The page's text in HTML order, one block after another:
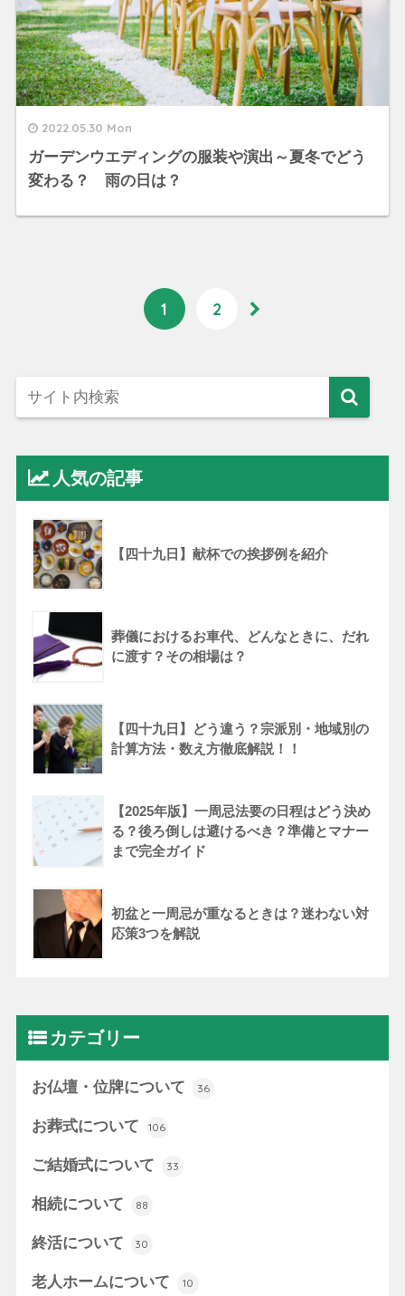
2022.05.30 Mon
ガーデンウエディングの服装や演出～夏冬でどう
変わる？ 雨の日は？
1 2
人気の記事
【四十九日】献杯での挨拶例を紹介
葬儀におけるお車代、どんなときに、だれ
に渡す？その相場は？
【四十九日】どう違う？宗派別・地域別の
計算方法・数え方徹底解説！！
【2025年版】一周忌法要の日程はどう決め
る？後ろ倒しは避けるべき？準備とマナー
まで完全ガイド
初盆と一周忌が重なるときは？迷わない対
応策3つを解説
カテゴリー
お仏壇・位牌について 36
お葬式について 106
ご結婚式について 33
相続について 88
終活について 30
老人ホームについて 10